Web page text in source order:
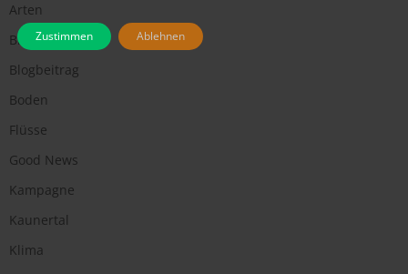
Arten
Biodiversität
Blogbeitrag
Boden
Flüsse
Good News
Kampagne
Kaunertal
Klima
Zustimmen Ablehnen